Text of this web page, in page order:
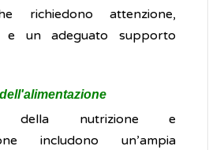
richiedono attenzione,
e un adeguato supporto
nutrizione e
includono un’ampia